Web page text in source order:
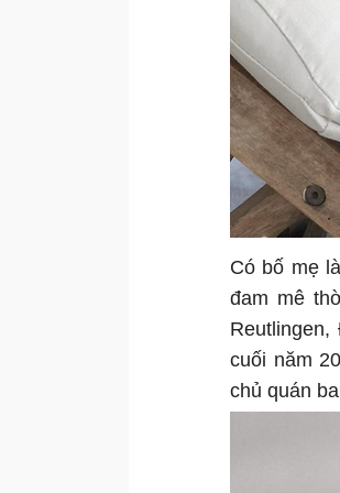
Có bố mẹ
đam mê
cuối năm
chủ quán